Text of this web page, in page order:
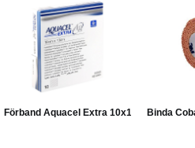
Förband Aquacel Extra 10x10... Binda